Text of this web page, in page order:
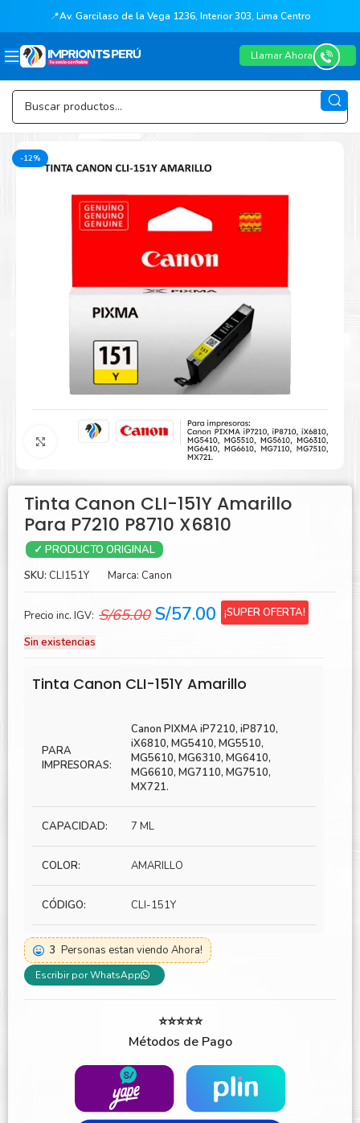
📍Av. Garcilaso de la Vega 1236, Interior 303, Lima Centro
Llamar Ahora
-12%
Agrandar
Tinta Canon CLI-151Y Amarillo
Para P7210 P8710 X6810
✓ PRODUCTO ORIGINAL
SKU: CLI151Y Marca: Canon
Precio inc. IGV: S/65.00 El
era:
S/65.00.
S/57.00 El
es:
S/57.00.
¡SUPER OFERTA!
Sin existencias
Tinta Canon CLI-151Y Amarillo
PARA
IMPRESORAS:
Canon PIXMA iP7210, iP8710,
iX6810, MG5410, MG5510,
MG5610, MG6310, MG6410,
MG6610, MG7110, MG7510,
MX721.
CAPACIDAD: 7 ML
COLOR: AMARILLO
CÓDIGO: CLI-151Y
3 Personas estan viendo Ahora!
Escribir por WhatsApp
⭐⭐⭐⭐⭐
Métodos de Pago